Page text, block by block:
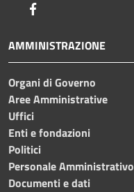
AMMINISTRAZIONE
Organi di Governo
Aree Amministrative
Uffici
Enti e fondazioni
Politici
Personale Amministrativo
Documenti e dati